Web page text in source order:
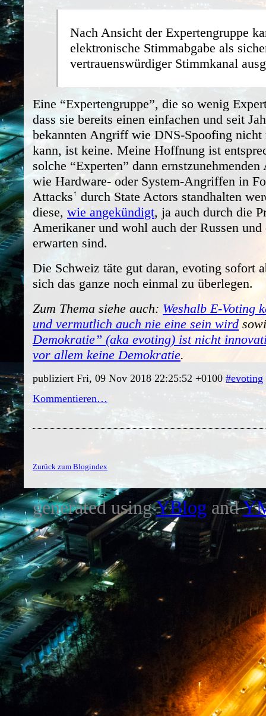
Nach Ansicht der Expertengruppe
elektronische Stimmabgabe als
vertrauenswürdiger Stimmkanal
Eine “Expertengruppe”, die so wenig
dass sie bereits einen einfachen und seit
bekannten Angriff wie DNS-Spoofing nicht
kann, ist keine. Meine Hoffnung ist
solche “Experten” dann
wie Hardware- oder System-Angriffen in
Attacks durch State Actors standhalten
diese, wie angekündigt, ja auch durch die
Amerikaner und wohl auch der Russen und
erwarten sind.
Die Schweiz täte gut daran, evoting sofort
sich das ganze noch einmal zu überlegen.
Zum Thema siehe auch: Weshalb E-Voting
und vermutlich auch nie eine sein wird
Demokratie” (aka evoting) ist nicht
vor allem keine Demokratie.
publiziert Fri, 09 Nov 2018 22:25:52 +0100 #evoting
Kommentieren…
Zurück zum Blogindex
generated usingYBlog and